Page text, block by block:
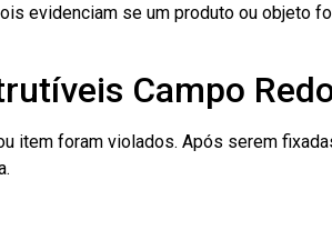
evidenciam se um produto ou objeto
Campo
item foram violados. Após serem